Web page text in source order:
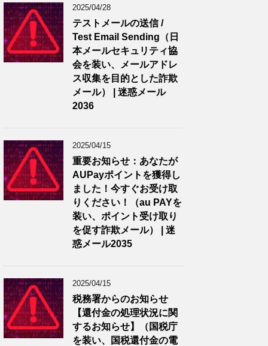
2025/04/28
テストメールの送信 /
Test Email Sending（日
本メールセキュリティ協
会を装い、メールアドレ
ス収集を目的とした詐欺
メール） | 迷惑メール
2036
2025/04/15
重要お知らせ：あなたが
AUPayポイントを獲得し
ました！今すぐお受け取
りください！（au PAYを
装い、ポイント受け取り
を促す詐欺メール） | 迷
惑メール2035
2025/04/15
税務署からのお知らせ
【還付金の処理状況に関
するお知らせ】（国税庁
を装い、国税還付金の電